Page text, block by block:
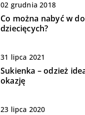
02 grudnia 2018
Co można nabyć w
dziecięcych?
31 lipca 2021
Sukienka – odzież
okazję
23 lipca 2020